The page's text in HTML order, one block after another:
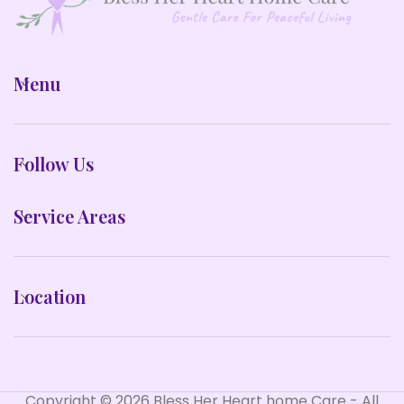
Menu
Follow Us
Service Areas
Location